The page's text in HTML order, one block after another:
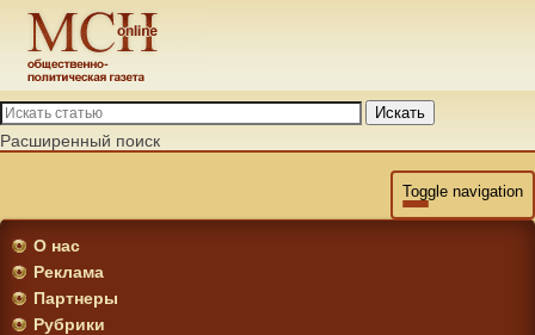
Искать
Расширенный поиск
Toggle navigation
О нас
Реклама
Партнеры
Рубрики